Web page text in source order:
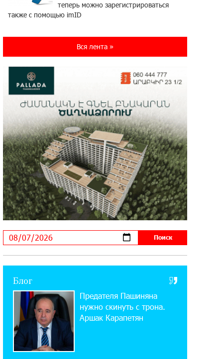
теперь можно зарегистрироваться
также с помощью imID
кибератаках на школьников
11:21:15 31-07-2026
ЕАЭС со временем будет
расширяться. Когда-нибудь это
поймёт и рядовой армянин, но будет уже поздно
11:03:52 31-07-2026
Если Израиль использует тему
Геноцида армян против Эрдогана,
то что для него значит сам Геноцид?
17:16:14 30-07-2026
— до 10% годовых и оформление в
мобильном приложении
Платформа Rate.Trading на Seaside
Startup Summit: IDBank представил
инновационное решение
14:44:13 29-07-2026
Состоялось открытие Khachaturian
Rooftop при поддержке IDBank
Вся лента »
Блог
Предателя Пашиняна
нужно скинуть с трона.
Аршак Карапетян